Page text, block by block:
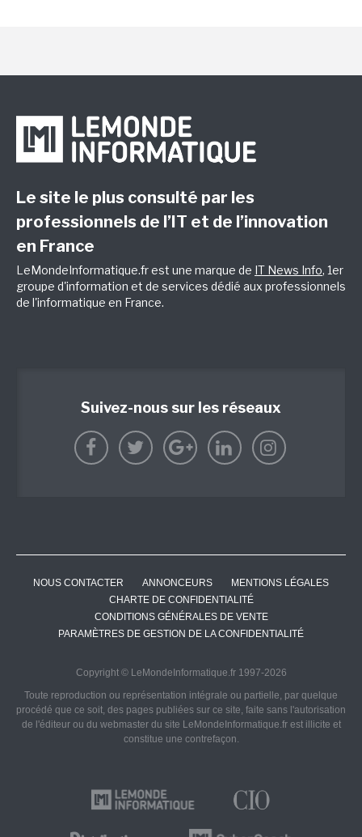
Le site le plus consulté par les
professionnels de l’IT et de l’innovation
en France
LeMondeInformatique.fr est une marque de IT News Info, 1er
groupe d'information et de services dédié aux professionnels
de l'informatique en France.
Suivez-nous sur les réseaux
NOUS CONTACTER ANNONCEURS
MENTIONS LÉGALES
CHARTE DE CONFIDENTIALITÉ
CONDITIONS GÉNÉRALES DE VENTE
PARAMÈTRES DE GESTION DE LA CONFIDENTIALITÉ
Copyright © LeMondeInformatique.fr 1997-2026
Toute reproduction ou représentation intégrale ou partielle, par quelque
procédé que ce soit, des pages publiées sur ce site, faite sans l'autorisation
de l'éditeur ou du webmaster du site LeMondeInformatique.fr est illicite et
constitue une contrefaçon.